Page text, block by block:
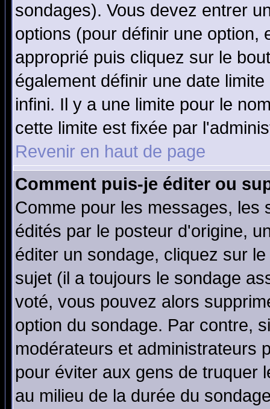
sondages). Vous devez entrer
options (pour définir une option,
approprié puis cliquez sur le
également définir une date
infini. Il y a une limite pour le
cette limite est fixée par
Revenir en haut de page
Comment puis-je éditer ou
Comme pour les messages, les
édités par le posteur d'origine,
éditer un sondage, cliquez sur
sujet (il a toujours le sondage
voté, vous pouvez alors
option du sondage. Par contre,
modérateurs et administrateurs
pour éviter aux gens de truquer
au milieu de la durée du